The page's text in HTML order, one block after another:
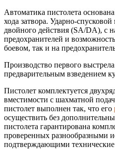
Автоматика пистолета
хода затвора. Ударно-
двойного действия (SA/DA), с
предохранителей и
боевом, так и на
Производство первого
предварительным взведением
Пистолет комплектуется
вместимости с шахматной
пистолет выполнен так, что его
осуществить без
пистолета гарантирована
проверенных разнообразными
подтверждающими технические